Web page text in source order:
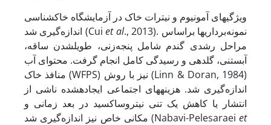
ویژگی­های آمونیوم و نیترات خاک در آزمایشگاه خاک­شناسی
اندازه‌گیری شد (Cuiet al., 2013). نمونه‌برداری­ها براساس
مراحل رشدی گندم شامل پنجه‌زنی، طویل­شدن ساقه،
آبستنی، گلدهی و رسیدگی کامل انجام گرفت. محتوای آب
منافذ خاک (WFPS) نیز با روش (Linn & Doran, 1984)
اندازه‌گیری شد. هزینه­های اجتماعی ایجاده­شده ناشی از
انتشار یا کاهش یک تنی نیتروس­اکسید در بعد زمانی و
مکانی خاص نیز اندازه‌گیری شد (Nabavi-Pelesaraeiet